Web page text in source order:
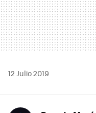
12 Julio 2019